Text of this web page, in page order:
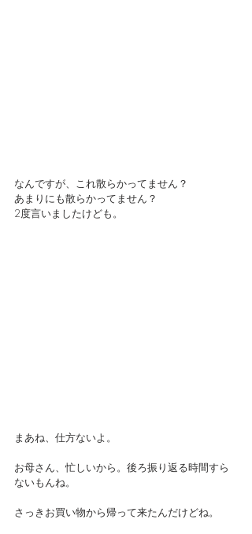
なんですが、これ散らかってません？
あまりにも散らかってません？
2度言いましたけども。
まあね、仕方ないよ。
お母さん、忙しいから。後ろ振り返る時間すら
ないもんね。
さっきお買い物から帰って来たんだけどね。